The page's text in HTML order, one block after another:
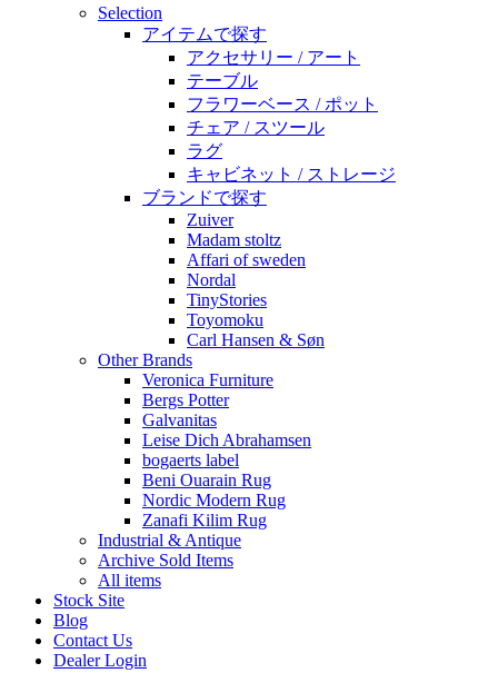
Selection
アイテムで探す
アクセサリー / アート
テーブル
フラワーベース / ポット
チェア / スツール
ラグ
キャビネット / ストレージ
ブランドで探す
Zuiver
Madam stoltz
Affari of sweden
Nordal
TinyStories
Toyomoku
Carl Hansen & Søn
Other Brands
Veronica Furniture
Bergs Potter
Galvanitas
Leise Dich Abrahamsen
bogaerts label
Beni Ouarain Rug
Nordic Modern Rug
Zanafi Kilim Rug
Industrial & Antique
Archive Sold Items
All items
Stock Site
Blog
Contact Us
Dealer Login